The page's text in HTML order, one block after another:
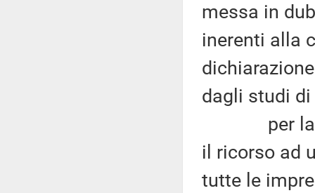
messa in
inerenti alla
dagli studi di
per la
il ricorso ad
tutte le